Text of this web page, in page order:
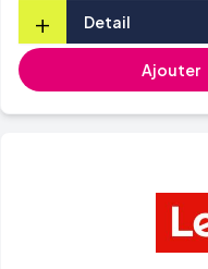
+ Detail
Ajouter